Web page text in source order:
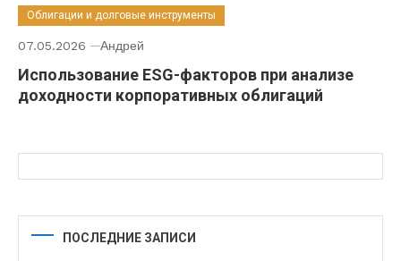
Облигации и долговые инструменты
07.05.2026 Андрей
Использование ESG-факторов при анализе
доходности корпоративных облигаций
ПОСЛЕДНИЕ ЗАПИСИ